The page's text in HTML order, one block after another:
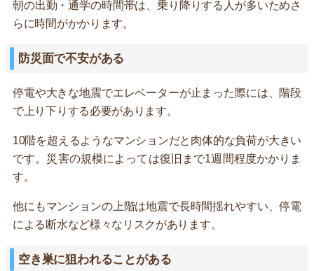
朝の出勤・通学の時間帯は、乗り降りする人が多いためさ
らに時間がかかります。
防災面で不安がある
停電や大きな地震でエレベーターが止まった際には、階段
で上り下りする必要があります。
10階を超えるようなマンションだと肉体的な負荷が大きい
です。災害の規模によっては復旧まで1週間程度かかりま
す。
他にもマンションの上階は地震で長時間揺れやすい、停電
による断水など様々なリスクがあります。
空き巣に狙われることがある